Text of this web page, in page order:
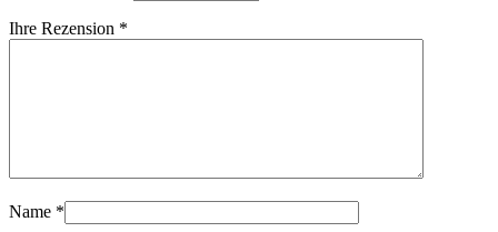
Ihre Rezension *
Name *